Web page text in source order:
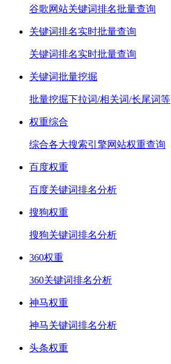
谷歌网站关键词排名批量查询
关键词排名实时批量查询
关键词排名实时批量查询
关键词批量挖掘
批量挖掘下拉词/相关词/长尾词等
权重综合
综合各大搜索引擎网站权重查询
百度权重
百度关键词排名分析
搜狗权重
搜狗关键词排名分析
360权重
360关键词排名分析
神马权重
神马关键词排名分析
头条权重